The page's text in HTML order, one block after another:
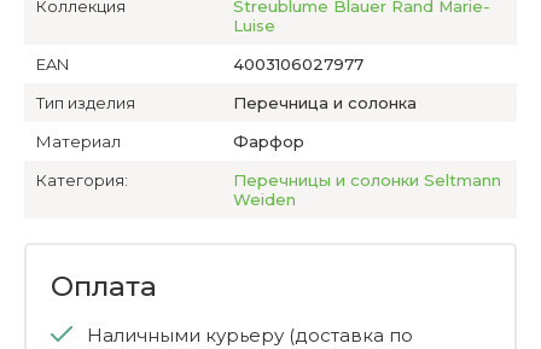
Коллекция
Streublume Blauer Rand Marie-
Luise
EAN
4003106027977
Тип изделия
Перечница и солонка
Материал
Фарфор
Категория:
Перечницы и солонки Seltmann
Weiden
Оплата
Наличными курьеру (доставка по